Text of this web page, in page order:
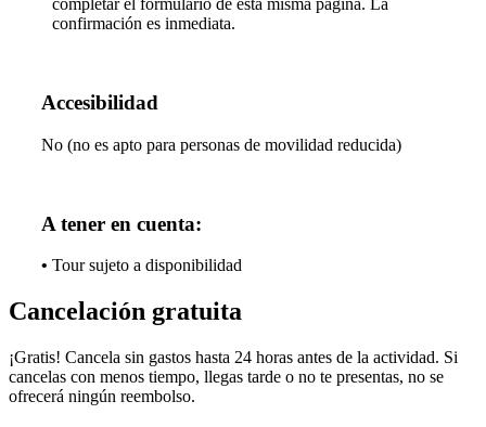
completar el formulario de esta misma página. La
confirmación es inmediata.
Accesibilidad
No (no es apto para personas de movilidad reducida)
A tener en cuenta:
• Tour sujeto a disponibilidad
Cancelación gratuita
¡Gratis! Cancela sin gastos hasta 24 horas antes de la actividad. Si
cancelas con menos tiempo, llegas tarde o no te presentas, no se
ofrecerá ningún reembolso.